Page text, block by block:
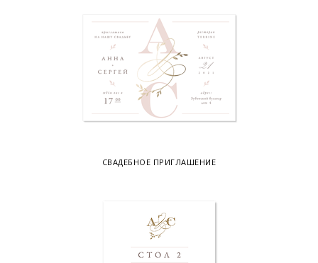
СВАДЕБНОЕ ПРИГЛАШЕНИЕ